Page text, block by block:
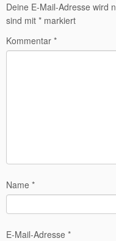
Deine E-Mail-Adresse wird
sind mit * markiert
Kommentar *
Name *
E-Mail-Adresse *